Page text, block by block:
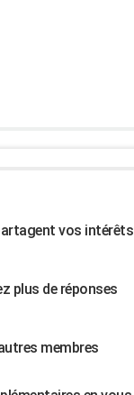
vos intérêts
plus de réponses
membres